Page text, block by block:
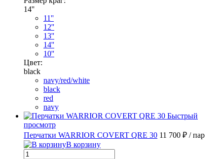
14''
11''
12''
13''
14''
10''
Цвет:
black
navy/red/white
black
red
navy
Быстрый
просмотр
Перчатки WARRIOR COVERT QRE 30 11 700 ₽ / пар
В корзину